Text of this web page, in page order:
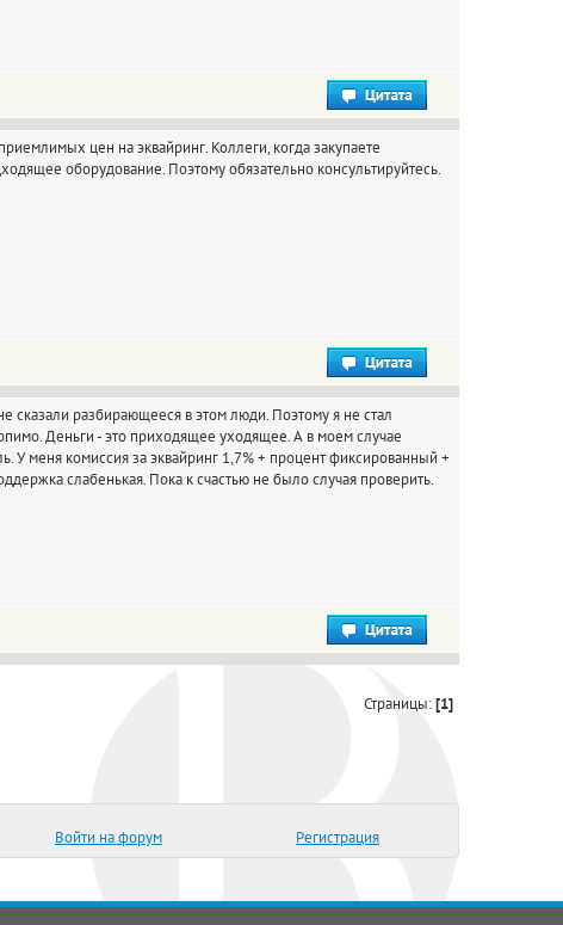
цен на эквайринг. Коллеги, когда закупаете
оборудование. Поэтому обязательно консультируйтесь.
сказали разбирающееся в этом люди. Поэтому я не стал
Деньги - это приходящее уходящее. А в моем случае
У меня комиссия за эквайринг 1,7% + процент фиксированный +
слабенькая. Пока к счастью не было случая проверить.
Страницы:[1]
Войти на форум Регистрация